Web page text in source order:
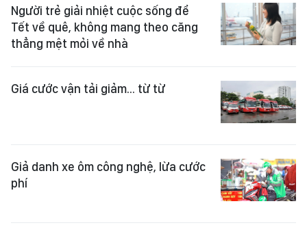
Người trẻ giải nhiệt cuộc sống để
Tết về quê, không mang theo căng
thẳng mệt mỏi về nhà
Giá cước vận tải giảm... từ từ
Giả danh xe ôm công nghệ, lừa cước
phí